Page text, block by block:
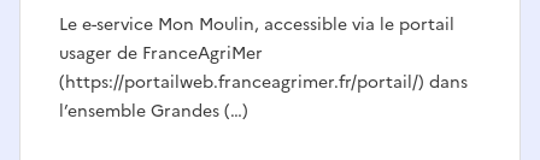
Le e-service Mon Moulin, accessible via le portail
usager de FranceAgriMer
(https://portailweb.franceagrimer.fr/portail/) dans
l’ensemble Grandes (…)